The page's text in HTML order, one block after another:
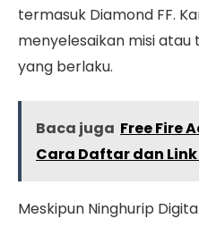
termasuk Diamond FF.
menyelesaikan misi
yang berlaku.
Baca juga Free Fire
Cara Daftar dan
Meskipun Ninghurip